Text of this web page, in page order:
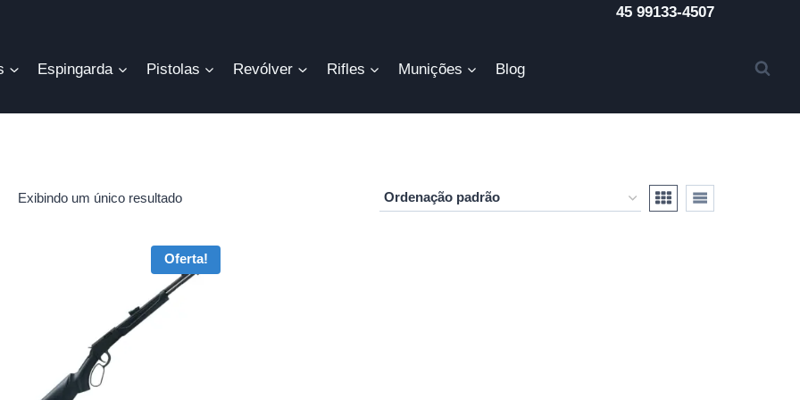
45 99133-4507
Espingarda Pistolas Revólver Rifles Munições Blog
Exibindo um único resultado
Oferta!